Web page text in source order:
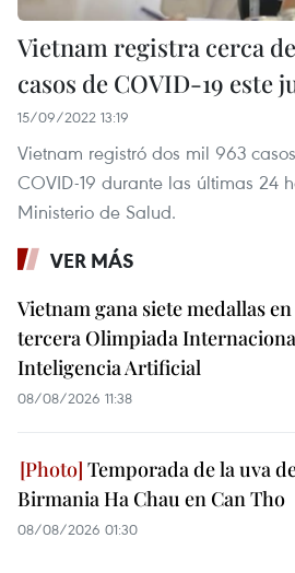
Vietnam registra cerca
casos de COVID-19 este
15/09/2022 13:19
Vietnam registró dos mil 963
COVID-19 durante las últimas 24
Ministerio de Salud.
VER MÁS
Vietnam gana siete medallas en
tercera Olimpiada
Inteligencia Artificial
08/08/2026 11:38
Temporada de la uva
Birmania Ha Chau en Can Tho
08/08/2026 01:30